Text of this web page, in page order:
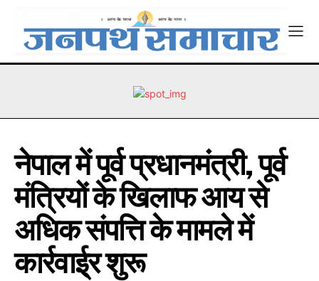
नेपाल में पूर्व प्रधानमंत्री, पूर्व
मंत्रियों के खिलाफ आय से
अधिक संपत्ति के मामले में
कार्रवाई्र शुरू